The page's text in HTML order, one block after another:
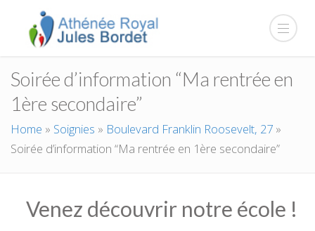
Soirée d’information “Ma rentrée en
1ère secondaire”
Home » Soignies » Boulevard Franklin Roosevelt, 27 »
Soirée d’information “Ma rentrée en 1ère secondaire”
Venez découvrir notre école !